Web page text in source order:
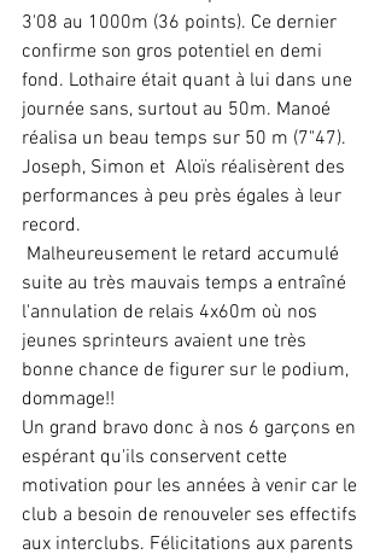
3'08 au 1000m (36 points). Ce dernier
confirme son gros potentiel en demi
fond. Lothaire était quant à lui dans une
journée sans, surtout au 50m. Manoé
réalisa un beau temps sur 50 m (7"47).
Joseph, Simon et  Aloïs réalisèrent des
performances à peu près égales à leur
record.
suite au très mauvais temps a entraîné
l'annulation de relais 4x60m où nos
jeunes sprinteurs avaient une très
bonne chance de figurer sur le podium,
dommage!!
Un grand bravo donc à nos 6 garçons en
espérant qu'ils conservent cette
motivation pour les années à venir car le
club a besoin de renouveler ses effectifs
aux interclubs. Félicitations aux parents